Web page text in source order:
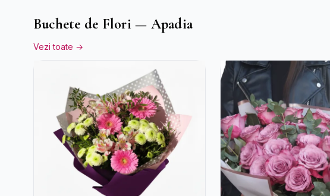
Buchete de Flori — Apadia
Vezi toate →